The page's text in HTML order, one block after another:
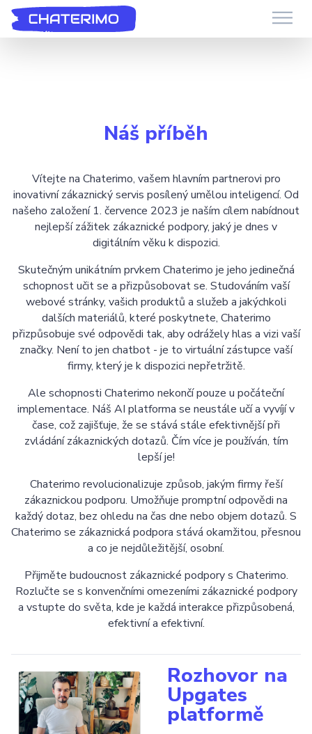
Náš příběh
Vítejte na Chaterimo, vašem hlavním partnerovi pro
inovativní zákaznický servis posílený umělou inteligencí. Od
našeho založení 1. července 2023 je naším cílem nabídnout
nejlepší zážitek zákaznické podpory, jaký je dnes v
digitálním věku k dispozici.
Skutečným unikátním prvkem Chaterimo je jeho jedinečná
schopnost učit se a přizpůsobovat se. Studováním vaší
webové stránky, vašich produktů a služeb a jakýchkoli
dalších materiálů, které poskytnete, Chaterimo
přizpůsobuje své odpovědi tak, aby odrážely hlas a vizi vaší
značky. Není to jen chatbot - je to virtuální zástupce vaší
firmy, který je k dispozici nepřetržitě.
Ale schopnosti Chaterimo nekončí pouze u počáteční
implementace. Náš AI platforma se neustále učí a vyvíjí v
čase, což zajišťuje, že se stává stále efektivnější při
zvládání zákaznických dotazů. Čím více je používán, tím
lepší je!
Chaterimo revolucionalizuje způsob, jakým firmy řeší
zákaznickou podporu. Umožňuje promptní odpovědi na
každý dotaz, bez ohledu na čas dne nebo objem dotazů. S
Chaterimo se zákaznická podpora stává okamžitou, přesnou
a co je nejdůležitější, osobní.
Přijměte budoucnost zákaznické podpory s Chaterimo.
Rozlučte se s konvenčními omezeními zákaznické podpory
a vstupte do světa, kde je každá interakce přizpůsobená,
efektivní a efektivní.
Rozhovor na
Upgates
platformě
Chaterimo Podpora
GenAI chatbot pro e-commerce a webové stránky